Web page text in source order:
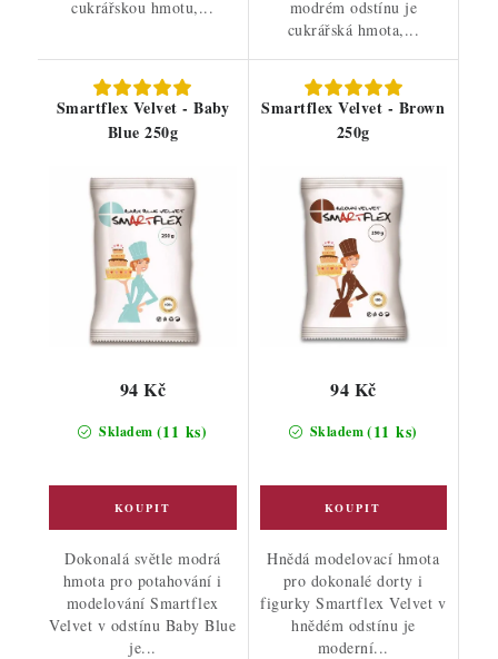
cukrářskou hmotu,...
modrém odstínu je
cukrářská hmota,...
Smartflex Velvet - Baby
Blue 250g
Skladem (11 ks)
94 Kč
Dokonalá světle modrá
hmota pro potahování i
modelování Smartflex
Velvet v odstínu Baby Blue
je...
Smartflex Velvet - Brown
250g
Skladem(11 ks)
94 Kč
Hnědá modelovací hmota
pro dokonalé dorty i
figurky Smartflex Velvet v
hnědém odstínu je
moderní...